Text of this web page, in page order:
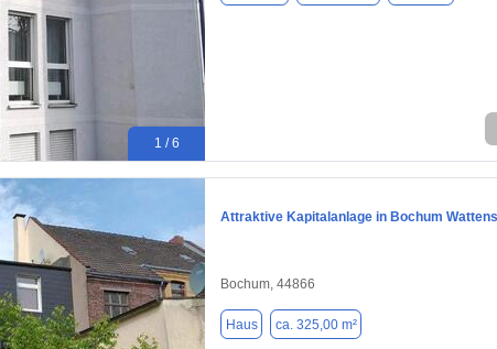
1 / 6
Attraktive Kapitalanlage in Bochum
Bochum, 44866
Haus ca. 325,00 m²